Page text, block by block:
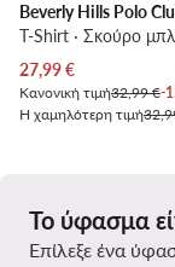
Beverly Hills Polo
T-Shirt · Σκούρο
Τρέχουσα τιμή
27,99€
Κανονική τιμή32,99 €-
Η χαμηλότερη τιμή
Το ύφασμα
Επίλεξε ένα